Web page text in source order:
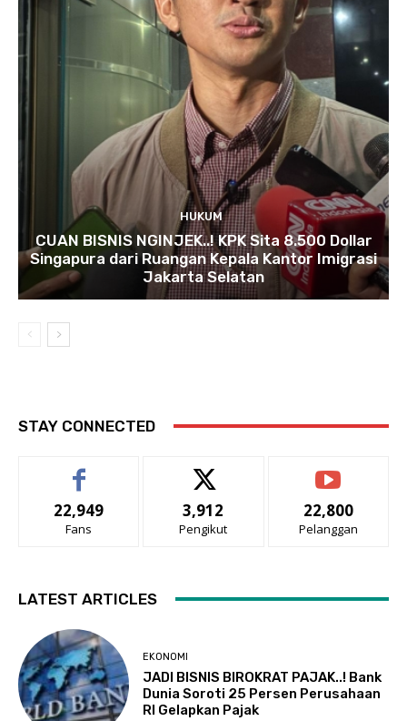
HUKUM
CUAN BISNIS NGINJEK..! KPK Sita 8.500 Dollar
Singapura dari Ruangan Kepala Kantor Imigrasi
Jakarta Selatan
STAY CONNECTED
22,949
Fans
3,912
Pengikut
22,800
Pelanggan
LATEST ARTICLES
EKONOMI
JADI BISNIS BIROKRAT PAJAK..! Bank
Dunia Soroti 25 Persen Perusahaan
RI Gelapkan Pajak